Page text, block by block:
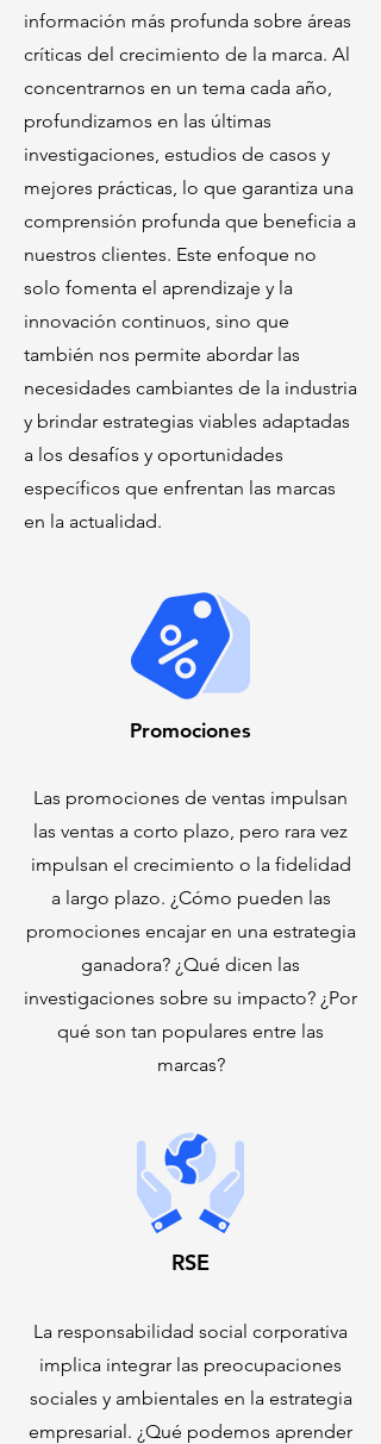
información más profunda sobre áreas
críticas del crecimiento de la marca. Al
concentrarnos en un tema cada año,
profundizamos en las últimas
investigaciones, estudios de casos y
mejores prácticas, lo que garantiza una
comprensión profunda que beneficia a
nuestros clientes. Este enfoque no
solo fomenta el aprendizaje y la
innovación continuos, sino que
también nos permite abordar las
necesidades cambiantes de la industria
y brindar estrategias viables adaptadas
a los desafíos y oportunidades
específicos que enfrentan las marcas
en la actualidad.
Promociones
Las promociones de ventas impulsan
las ventas a corto plazo, pero rara vez
impulsan el crecimiento o la fidelidad
a largo plazo. ¿Cómo pueden las
promociones encajar en una estrategia
ganadora? ¿Qué dicen las
investigaciones sobre su impacto? ¿Por
qué son tan populares entre las
marcas?
RSE
La responsabilidad social corporativa
implica integrar las preocupaciones
sociales y ambientales en la estrategia
empresarial. ¿Qué podemos aprender